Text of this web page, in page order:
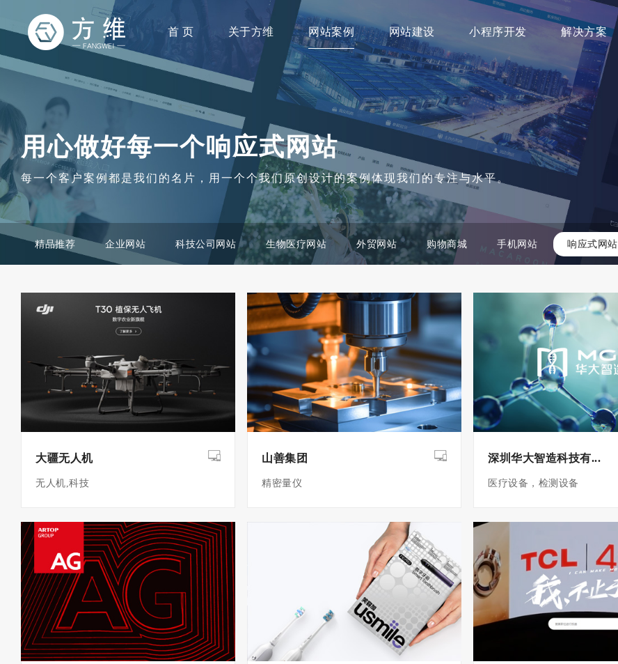
首 页 关于方维 网站案例 网站建设 小程序开发 解决方案
用心做好每一个响应式网站
每一个客户案例都是我们的名片，用一个个我们原创设计的案例体现我们的专注与水平。
精品推荐 企业网站 科技公司网站 生物医疗网站 外贸网站 购物商城 手机网站 响应式网站
大疆无人机
无人机,科技
山善集团
精密量仪
深圳华大智造科技有...
医疗设备，检测设备